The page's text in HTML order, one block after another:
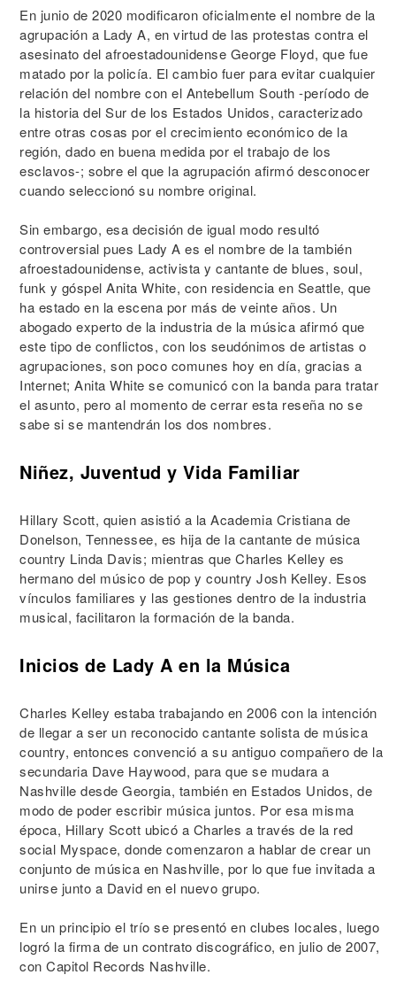
En junio de 2020 modificaron oficialmente el nombre de la
agrupación a Lady A, en virtud de las protestas contra el
asesinato del afroestadounidense George Floyd, que fue
matado por la policía. El cambio fuer para evitar cualquier
relación del nombre con el Antebellum South -período de
la historia del Sur de los Estados Unidos, caracterizado
entre otras cosas por el crecimiento económico de la
región, dado en buena medida por el trabajo de los
esclavos-; sobre el que la agrupación afirmó desconocer
cuando seleccionó su nombre original.
Sin embargo, esa decisión de igual modo resultó
controversial pues Lady A es el nombre de la también
afroestadounidense, activista y cantante de blues, soul,
funk y góspel Anita White, con residencia en Seattle, que
ha estado en la escena por más de veinte años. Un
abogado experto de la industria de la música afirmó que
este tipo de conflictos, con los seudónimos de artistas o
agrupaciones, son poco comunes hoy en día, gracias a
Internet; Anita White se comunicó con la banda para tratar
el asunto, pero al momento de cerrar esta reseña no se
sabe si se mantendrán los dos nombres.
Niñez, Juventud y Vida Familiar
Hillary Scott, quien asistió a la Academia Cristiana de
Donelson, Tennessee, es hija de la cantante de música
country Linda Davis; mientras que Charles Kelley es
hermano del músico de pop y country Josh Kelley. Esos
vínculos familiares y las gestiones dentro de la industria
musical, facilitaron la formación de la banda.
Inicios de Lady A en la Música
Charles Kelley estaba trabajando en 2006 con la intención
de llegar a ser un reconocido cantante solista de música
country, entonces convenció a su antiguo compañero de la
secundaria Dave Haywood, para que se mudara a
Nashville desde Georgia, también en Estados Unidos, de
modo de poder escribir música juntos. Por esa misma
época, Hillary Scott ubicó a Charles a través de la red
social Myspace, donde comenzaron a hablar de crear un
conjunto de música en Nashville, por lo que fue invitada a
unirse junto a David en el nuevo grupo.
En un principio el trío se presentó en clubes locales, luego
logró la firma de un contrato discográfico, en julio de 2007,
con Capitol Records Nashville.